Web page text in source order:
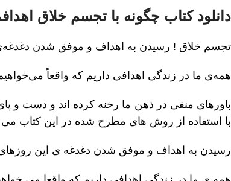
دانلود کتاب چگونه با تجسم خلاق
تجسم خلاق ! رسیدن به اهداف و موفق شدن
همه‌ی ما در زندگی اهدافی داریم که واقعاً
باورهای منفی در ذهن ما رخنه کرده اند و دست و
با استفاده از روش های مطرح شده در این کتاب می
رسیدن به اهداف و موفق شدن دغدغه ی این